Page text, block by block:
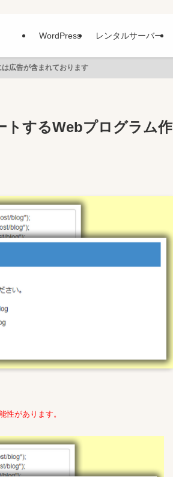
WordPress レンタルサーバー
は広告が含まれております
トするWebプログラム作
性があります。